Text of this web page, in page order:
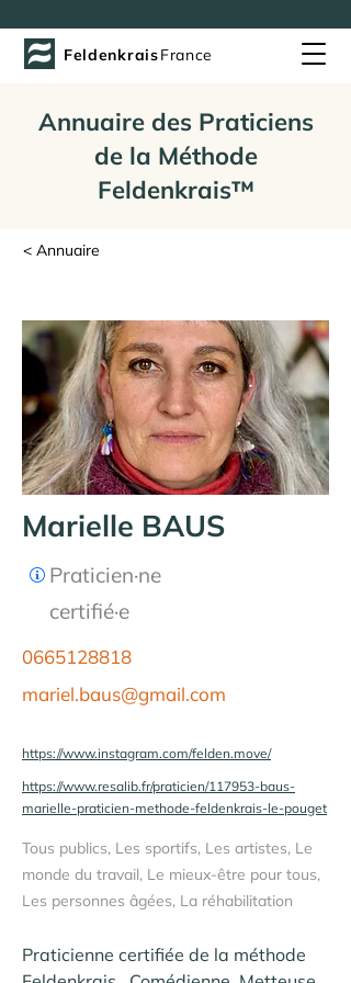
FeldenkraisFrance
Annuaire des Praticiens
de la Méthode
Feldenkrais™
< Annuaire
Marielle BAUS
Praticien·ne
certifié·e
0665128818
mariel.baus@gmail.com
https://www.instagram.com/felden.move/
https://www.resalib.fr/praticien/117953-baus-
marielle-praticien-methode-feldenkrais-le-pouget
Tous publics, Les sportifs, Les artistes, Le
monde du travail, Le mieux-être pour tous,
Les personnes âgées, La réhabilitation
Praticienne certifiée de la méthode